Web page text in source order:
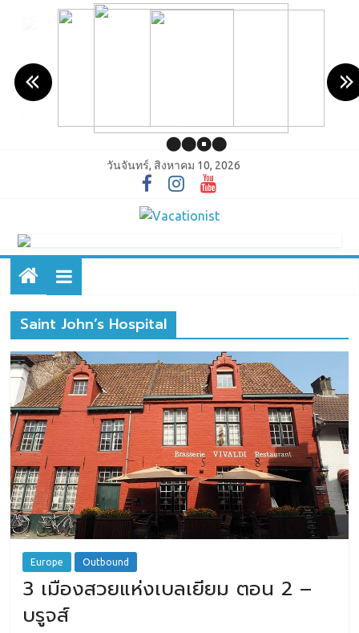
วันจันทร์, สิงหาคม 10, 2026
Saint John’s Hospital
Europe Outbound
3 เมืองสวยแห่งเบลเยียม ตอน 2 –
บรูจส์